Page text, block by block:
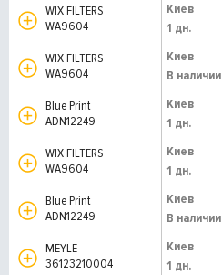
WIX FILTERS
WA9604
Киев
1 дн.
WIX FILTERS
WA9604
Киев
В наличии
Blue Print
ADN12249
Киев
1 дн.
WIX FILTERS
WA9604
Киев
1 дн.
Blue Print
ADN12249
Киев
В наличии
MEYLE
36123210004
Киев
1 дн.